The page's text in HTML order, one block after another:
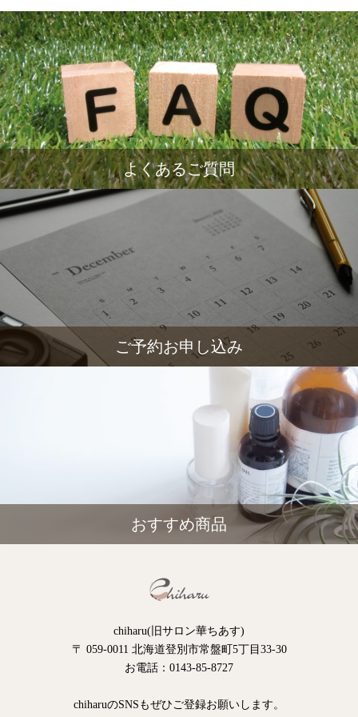
よくあるご質問
ご予約お申し込み
おすすめ商品
chiharu(旧サロン華ちあす)
〒 059-0011 北海道登別市常盤町5丁目33-30
お電話：0143-85-8727
chiharuのSNSもぜひご登録お願いします。